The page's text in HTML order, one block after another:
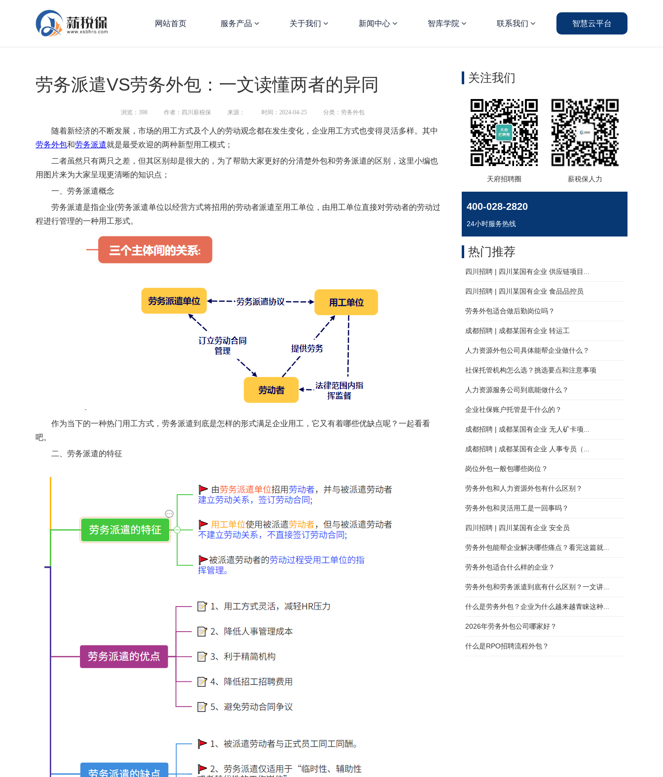
网站首页 服务产品 关于我们 新闻中心 智库学院 联系我们 智慧云平台
劳务派遣VS劳务外包：一文读懂两者的异同
浏览： 398 作者：四川薪税保 来源： 时间：2024-04-25 分类：劳务外包
随着新经济的不断发展，市场的用工方式及个人的劳动观念都在发生变化，企业用工方式也变得灵活多样。其中
劳务外包和劳务派遣就是最受欢迎的两种新型用工模式；
二者虽然只有两只之差，但其区别却是很大的，为了帮助大家更好的分清楚外包和劳务派遣的区别，这里小编也
用图片来为大家呈现更清晰的知识点；
一、劳务派遣概念
劳务派遣是指企业(劳务派遣单位以经营方式将招用的劳动者派遣至用工单位，由用工单位直接对劳动者的劳动过
程进行管理的一种用工形式。
作为当下的一种热门用工方式，劳务派遣到底是怎样的形式满足企业用工，它又有着哪些优缺点呢？一起看看
吧。
二、劳务派遣的特征
关注我们
400-028-2820
24小时服务热线
四川招聘 | 四川某国有企业 供应链项目...
四川招聘 | 四川某国有企业 食品品控员
劳务外包适合做后勤岗位吗？
成都招聘 | 成都某国有企业 转运工
人力资源外包公司具体能帮企业做什么？
社保托管机构怎么选？挑选要点和注意事项
人力资源服务公司到底能做什么？
企业社保账户托管是干什么的？
成都招聘 | 成都某国有企业 无人矿卡项...
成都招聘 | 成都某国有企业 人事专员（...
岗位外包一般包哪些岗位？
劳务外包和人力资源外包有什么区别？
劳务外包和灵活用工是一回事吗？
四川招聘 | 四川某国有企业 安全员
劳务外包能帮企业解决哪些痛点？看完这篇就...
劳务外包适合什么样的企业？
劳务外包和劳务派遣到底有什么区别？一文讲...
什么是劳务外包？企业为什么越来越青睐这种...
2026年劳务外包公司哪家好？
什么是RPO招聘流程外包？
热门推荐
天府招聘圈 薪税保人力